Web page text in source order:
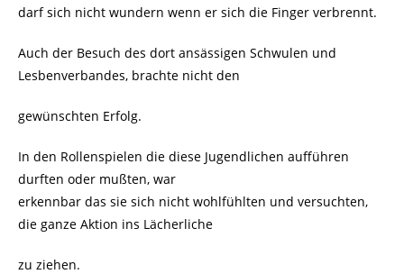
darf sich nicht wundern wenn er sich die Finger verbrennt.
Auch der Besuch des dort ansässigen Schwulen und
Lesbenverbandes, brachte nicht den
gewünschten Erfolg.
In den Rollenspielen die diese Jugendlichen aufführen
durften oder mußten, war
erkennbar das sie sich nicht wohlfühlten und versuchten,
die ganze Aktion ins Lächerliche
zu ziehen.